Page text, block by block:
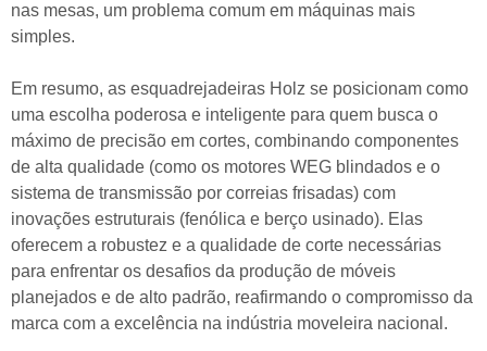
nas mesas, um problema comum em máquinas mais
simples.
Em resumo, as esquadrejadeiras Holz se posicionam como
uma escolha poderosa e inteligente para quem busca o
máximo de precisão em cortes, combinando componentes
de alta qualidade (como os motores WEG blindados e o
sistema de transmissão por correias frisadas) com
inovações estruturais (fenólica e berço usinado). Elas
oferecem a robustez e a qualidade de corte necessárias
para enfrentar os desafios da produção de móveis
planejados e de alto padrão, reafirmando o compromisso da
marca com a excelência na indústria moveleira nacional.